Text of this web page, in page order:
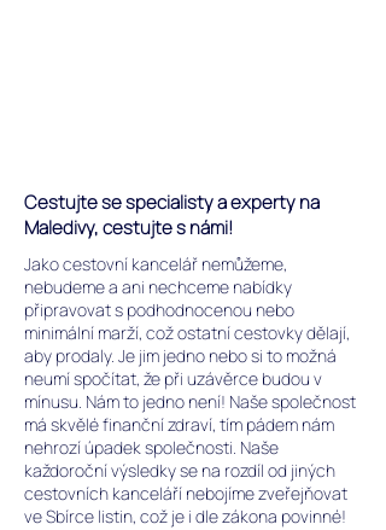
Cestujte se specialisty a experty na
Maledivy, cestujte s námi!
Jako cestovní kancelář nemůžeme,
nebudeme a ani nechceme nabídky
připravovat s podhodnocenou nebo
minimální marží, což ostatní cestovky dělají,
aby prodaly. Je jim jedno nebo si to možná
neumí spočítat, že při uzávěrce budou v
mínusu. Nám to jedno není! Naše společnost
má skvělé finanční zdraví, tím pádem nám
nehrozí úpadek společnosti. Naše
každoroční výsledky se na rozdíl od jiných
cestovních kanceláří nebojíme zveřejňovat
ve Sbírce listin, což je i dle zákona povinné!